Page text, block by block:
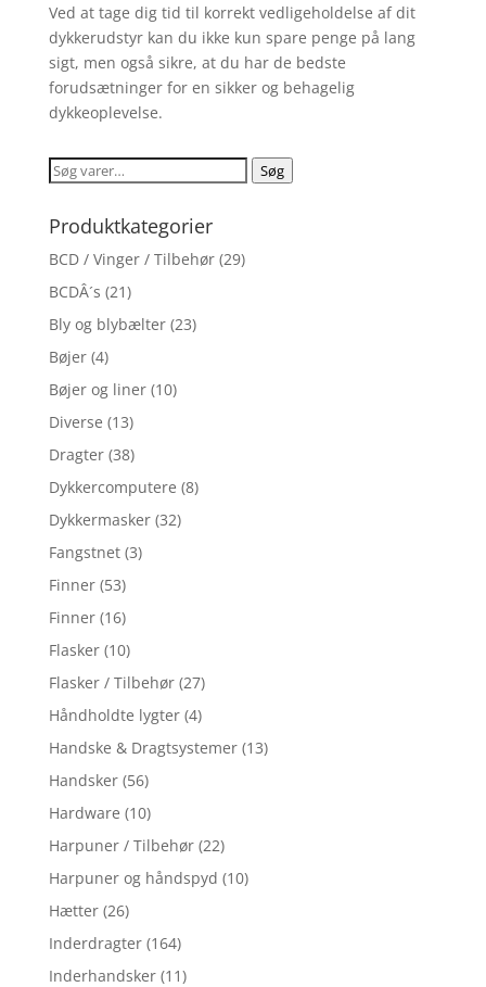
Ved at tage dig tid til korrekt vedligeholdelse af dit
dykkerudstyr kan du ikke kun spare penge på lang
sigt, men også sikre, at du har de bedste
forudsætninger for en sikker og behagelig
dykkeoplevelse.
Søg
Søg
Produktkategorier
BCD / Vinger / Tilbehør (29)
BCDÂ´s (21)
Bly og blybælter (23)
Bøjer (4)
Bøjer og liner (10)
Diverse (13)
Dragter (38)
Dykkercomputere (8)
Dykkermasker (32)
Fangstnet (3)
Finner (53)
Finner (16)
Flasker (10)
Flasker / Tilbehør (27)
Håndholdte lygter (4)
Handske & Dragtsystemer (13)
Handsker (56)
Hardware (10)
Harpuner / Tilbehør (22)
Harpuner og håndspyd (10)
Hætter (26)
Inderdragter (164)
Inderhandsker (11)